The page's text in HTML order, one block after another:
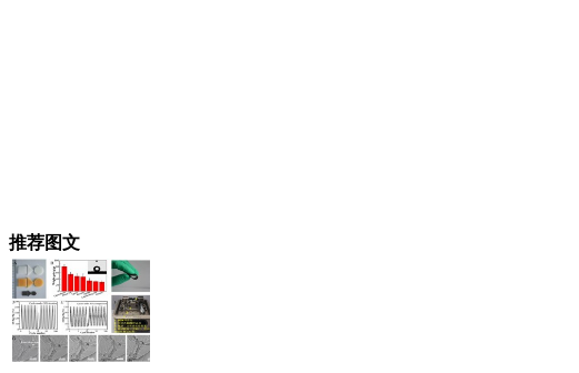
推荐图文